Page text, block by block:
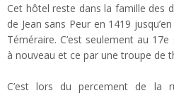
Cet hôtel reste dans la famille des
de Jean sans Peur en 1419
Téméraire. C’est seulement au
à nouveau et ce par une troupe de
C’est lors du percement de la